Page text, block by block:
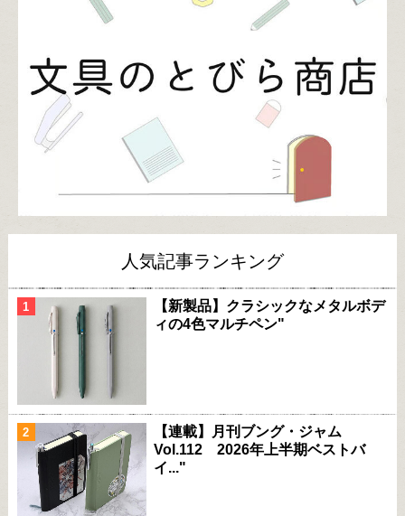
人気記事ランキング
【新製品】クラシックなメタルボデ
ィの4色マルチペン"
【連載】月刊ブング・ジャム
Vol.112 2026年上半期ベストバ
イ..."